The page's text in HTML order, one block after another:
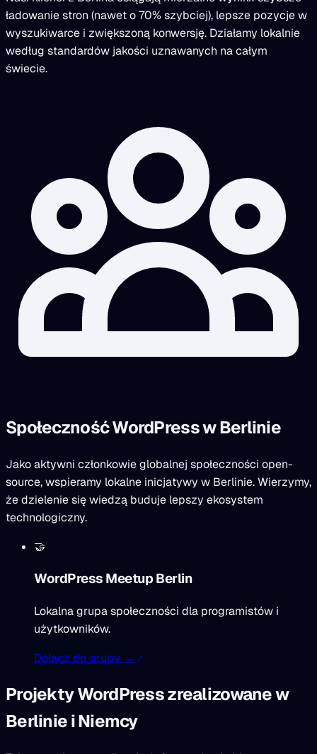
ładowanie stron (nawet o 70% szybciej), lepsze pozycje w
wyszukiwarce i zwiększoną konwersję. Działamy lokalnie
według standardów jakości uznawanych na całym
świecie.
Społeczność WordPress w Berlinie
Jako aktywni członkowie globalnej społeczności open-
source, wspieramy lokalne inicjatywy w Berlinie. Wierzymy,
że dzielenie się wiedzą buduje lepszy ekosystem
technologiczny.
🤝
WordPress Meetup Berlin
Lokalna grupa społeczności dla programistów i
użytkowników.
Dołącz do grupy →
Projekty WordPress zrealizowane w
Berlinie i Niemcy